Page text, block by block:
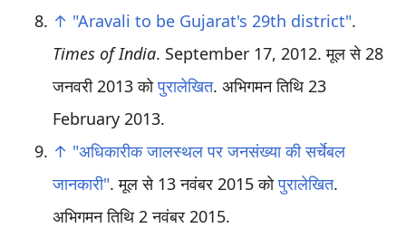
↑ "Aravali to be Gujarat's 29th district".
Times of India. September 17, 2012. मूल से 28
जनवरी 2013 कोपुरालेखित. अभिगमन तिथि 23
February2013.
↑ "अधिकारीक जालस्थल पर जनसंख्या की सर्चेबल
जानकारी". मूल से 13 नवंबर 2015 कोपुरालेखित.
अभिगमन तिथि 2 नवंबर 2015.